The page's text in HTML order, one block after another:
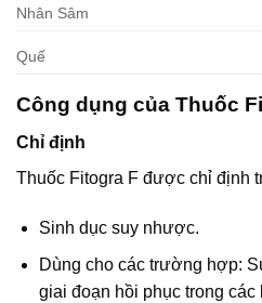
Nhân Sâm
Quế
Công dụng của Thuốc
Chỉ định
Thuốc Fitogra F được chỉ định
Sinh dục suy nhược.
Dùng cho các trường hợp:
giai đoạn hồi phục trong các